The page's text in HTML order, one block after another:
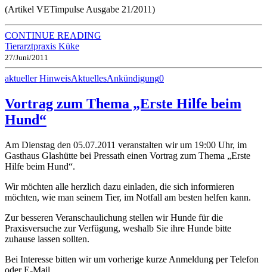
(Artikel VETimpulse Ausgabe 21/2011)
CONTINUE READING
Tierarztpraxis Küke
27/Juni/2011
aktueller HinweisAktuellesAnkündigung0
Vortrag zum Thema „Erste Hilfe beim
Hund“
Am Dienstag den 05.07.2011 veranstalten wir um 19:00 Uhr, im
Gasthaus Glashütte bei Pressath einen Vortrag zum Thema „Erste
Hilfe beim Hund“.
Wir möchten alle herzlich dazu einladen, die sich informieren
möchten, wie man seinem Tier, im Notfall am besten helfen kann.
Zur besseren Veranschaulichung stellen wir Hunde für die
Praxisversuche zur Verfügung, weshalb Sie ihre Hunde bitte
zuhause lassen sollten.
Bei Interesse bitten wir um vorherige kurze Anmeldung per Telefon
oder E-Mail